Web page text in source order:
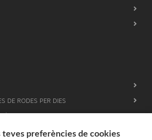
DE RODES PER DIES
CORPORAL AMB TECNOLOGIA
teves preferències de cookies